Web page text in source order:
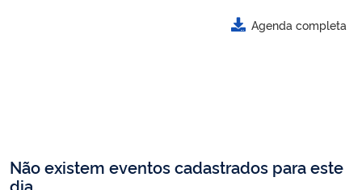
Agenda completa
Não existem eventos cadastrados para este
dia.